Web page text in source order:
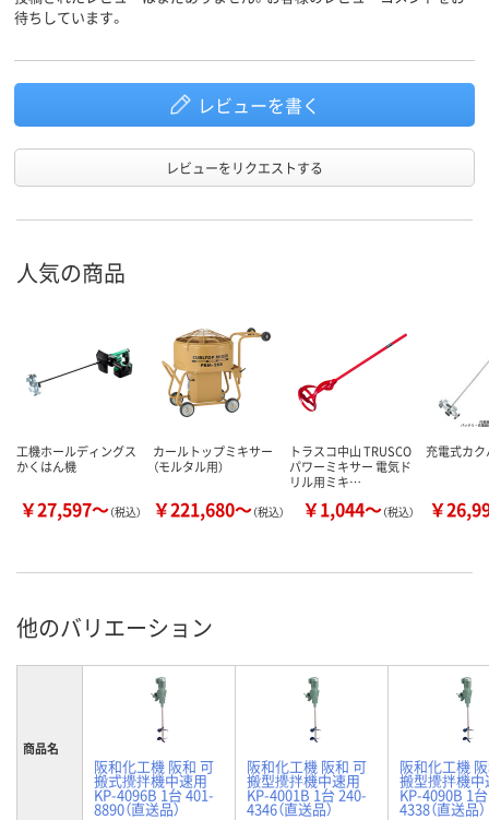
待ちしています。
レビューを書く
レビューをリクエストする
人気の商品
工機ホールディングス
かくはん機
￥27,597～（税込）
カールトップミキサー
（モルタル用）
￥221,680～（税込）
トラスコ中山 TRUSCO
パワーミキサー 電気ド
リル用ミキ…
￥1,044～（税込）
充電式カ
￥
他のバリエーション
商品名
阪和化工機 阪和 可
搬式攪拌機中速用
KP-4096B 1台 401-
8890（直送品）
阪和化工機 阪和 可
搬型攪拌機中速用
KP-4001B 1台 240-
4346（直送品）
阪和化工機
搬型攪拌機中
KP-4090B 1
4338（直送品）